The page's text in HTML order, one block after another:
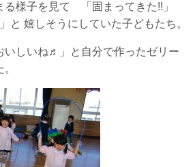
る様子を見て 「固まってきた!!」
と 嬉しそうにしていた子どもたち。
いしいね♬」と自分で作ったゼリー